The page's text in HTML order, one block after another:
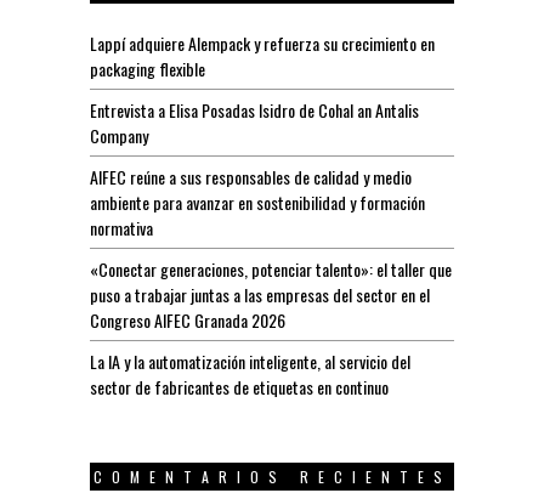
Lappí adquiere Alempack y refuerza su crecimiento en
packaging flexible
Entrevista a Elisa Posadas Isidro de Cohal an Antalis
Company
AIFEC reúne a sus responsables de calidad y medio
ambiente para avanzar en sostenibilidad y formación
normativa
«Conectar generaciones, potenciar talento»: el taller que
puso a trabajar juntas a las empresas del sector en el
Congreso AIFEC Granada 2026
La IA y la automatización inteligente, al servicio del
sector de fabricantes de etiquetas en continuo
COMENTARIOS RECIENTES